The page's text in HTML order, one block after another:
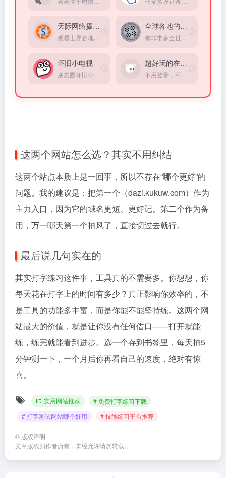
天际网络摄像头 全球各地的井盖
怀旧小电视 超好玩的在线小游戏
这两个网站怎么选？其实不用纠结
这两个站点本质上是一回事，所以不存在“哪个更好”的
问题。我的建议是：把第一个（dazi.kukuw.com）作为
主力入口，因为它的域名更短、更好记。第二个作为备
用，万一哪天第一个抽风了，直接切过去就行。
最后说几句实在的
其实打字练习这件事，工具真的不需要多。你想想，你
每天花在打字上的时间有多少？真正影响你效率的，不
是工具的功能多丰富，而是你能不能坚持练。这两个网
站最大的价值，就是让你没有任何借口——打开就能
练，练完就能看到进步。选一个存到书签里，每天抽5
分钟测一下，一个月后你再看自己的速度，绝对有惊
喜。
实用网站推荐
# 免费打字练习下载
# 打字测试网站哪个好用
# 技能练习平台推荐
© 版权声明
文章版权归作者所有，未经允许请勿转载。